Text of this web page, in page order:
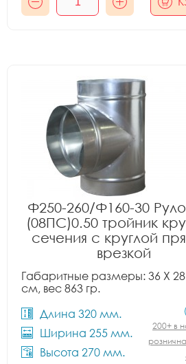
Ф250-260/Ф160-30
(08ПС)0.50 тройник
сечения с круглой
врезкой
Габаритные размеры: 36 X
см, вес 863 гр.
Длина 320 мм.
Ширина 255 мм.
Высота 270 мм.
200+ в